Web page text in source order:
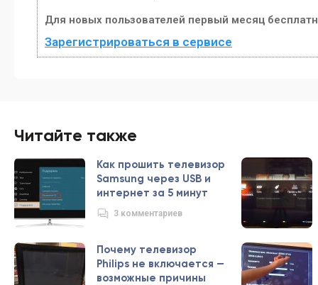
Для новых пользователей первый месяц
Зарегистрироваться в сервисе
Читайте также
Как прошить телевизор
Samsung через USB и
интернет за 5 минут
3 комментариев
Почему телевизор
Philips не включается —
возможные причины